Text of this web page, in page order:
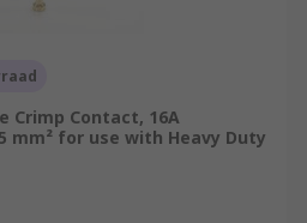
Crimp Contact, 16A
mm² for use with Heavy Duty